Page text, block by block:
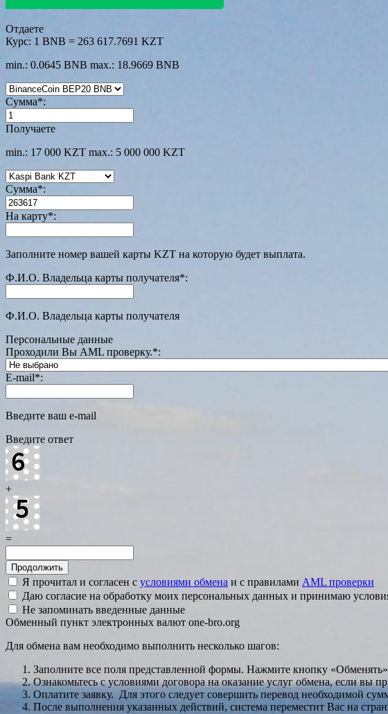
Отдаете
Курс: 1 BNB = 263 617.7691 KZT
min.: 0.0645 BNB max.: 18.9669 BNB
Сумма*:
Получаете
min.: 17 000 KZT max.: 5 000 000 KZT
Сумма*:
На карту*:
Заполните номер вашей карты KZT на которую будет выплата.
Ф.И.О. Владельца карты получателя*:
Ф.И.О. Владельца карты получателя
Персональные данные
Проходили Вы AML проверку.*:
E-mail*:
Введите ваш e-mail
Введите ответ
+
=
Я прочитал и согласен с условиями обмена и с правилами AML проверки
Даю согласие на обработку моих персональных данных и принимаю
Не запоминать введенные данные
Обменный пункт электронных валют one-bro.org
Для обмена вам необходимо выполнить несколько шагов:
Заполните все поля представленной формы. Нажмите кнопку
Ознакомьтесь с условиями договора на оказание услуг обмена, если вы
Оплатите заявку. Для этого следует совершить перевод необходимой
После выполнения указанных действий, система переместит Вас на